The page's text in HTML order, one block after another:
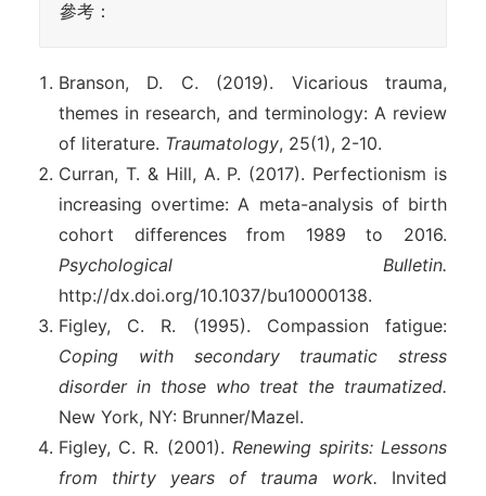
參考：
Branson, D. C. (2019). Vicarious trauma,
themes in research, and terminology: A review
of literature. Traumatology, 25(1), 2-10.
Curran, T. & Hill, A. P. (2017). Perfectionism is
increasing overtime: A meta-analysis of birth
cohort differences from 1989 to 2016.
Psychological Bulletin.
http://dx.doi.org/10.1037/bu10000138.
Figley, C. R. (1995). Compassion fatigue:
Coping with secondary traumatic stress
disorder in those who treat the traumatized.
New York, NY: Brunner/Mazel.
Figley, C. R. (2001). Renewing spirits: Lessons
from thirty years of trauma work. Invited